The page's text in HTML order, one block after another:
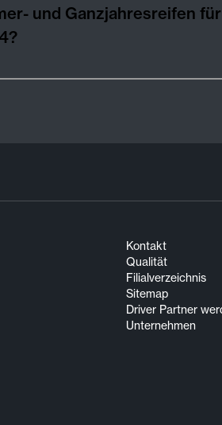
und Ganzjahresreifen
Kontakt
Qualität
Filialverzeichnis
Sitemap
Driver Partner
Unternehmen